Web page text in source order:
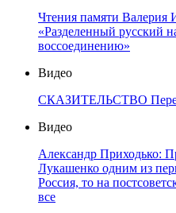
Чтения памяти Валерия
«Разделенный русский
воссоединению»
Видео
СКАЗИТЕЛЬСТВО
Видео
Александр Приходько:
Лукашенко одним из
Россия, то на
все